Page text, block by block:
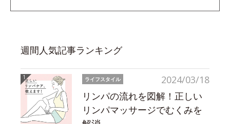
週間人気記事ランキング
2024/03/18
ライフスタイル
リンパの流れを図解！正しい
リンパマッサージでむくみを